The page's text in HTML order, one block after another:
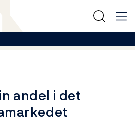
andel i det